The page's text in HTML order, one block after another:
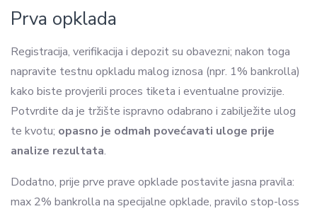
Prva opklada
Registracija, verifikacija i depozit su obavezni; nakon toga
napravite testnu opkladu malog iznosa (npr. 1% bankrolla)
kako biste provjerili proces tiketa i eventualne provizije.
Potvrdite da je tržište ispravno odabrano i zabilježite ulog
te kvotu; opasno je odmah povećavati uloge prije
analize rezultata.
Dodatno, prije prve prave opklade postavite jasna pravila:
max 2% bankrolla na specijalne opklade, pravilo stop-loss